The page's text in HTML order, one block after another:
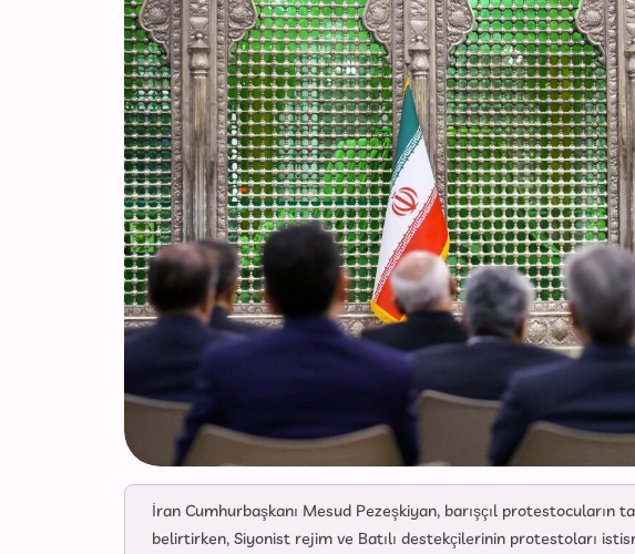
İran Cumhurbaşkanı Mesud Pezeşkiyan, barışçıl
belirtirken, Siyonist rejim ve Batılı destekçilerinin protestoları